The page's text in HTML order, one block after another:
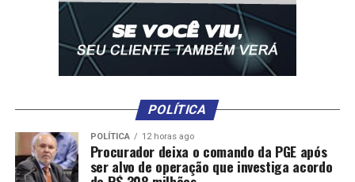
POLÍTICA
POLÍTICA 12 horas ago
Procurador deixa o comando da PGE após
ser alvo de operação que investiga acordo